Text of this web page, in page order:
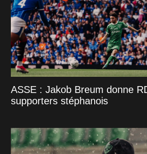
ASSE : Jakob Breum donne
supporters stéphanois